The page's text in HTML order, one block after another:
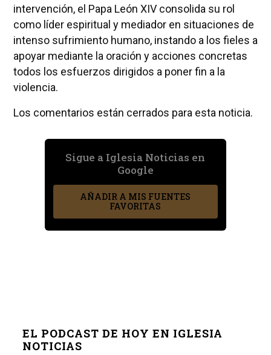
intervención, el Papa León XIV consolida su rol
como líder espiritual y mediador en situaciones de
intenso sufrimiento humano, instando a los fieles a
apoyar mediante la oración y acciones concretas
todos los esfuerzos dirigidos a poner fin a la
violencia.
Los comentarios están cerrados para esta noticia.
Sigue a Iglesia Noticias en
Google
AÑADIR A MIS FUENTES
FAVORITAS
EL PODCAST DE HOY EN IGLESIA
NOTICIAS